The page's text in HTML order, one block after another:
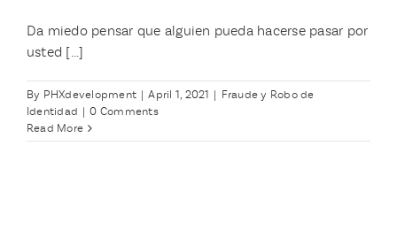
Da miedo pensar que alguien pueda hacerse pasar por
usted [...]
By PHXdevelopment | April 1, 2021 | Fraude y Robo de
Identidad | 0 Comments
Read More